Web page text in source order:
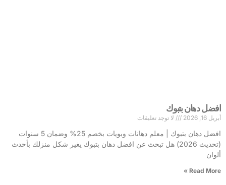
افضل دهان بتبوك
أبريل 16, 2026 لا توجد تعليقات
افضل دهان بتبوك | معلم دهانات وبويات بخصم 25% وضمان 5 سنوات
(تحديث 2026) هل تبحث عن افضل دهان بتبوك يغير شكل منزلك بأحدث
ألوان
Read More »